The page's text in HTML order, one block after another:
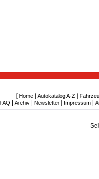
[ Home Autokatalog A-Z
FAQ Archiv| Newsletter| Impressum|